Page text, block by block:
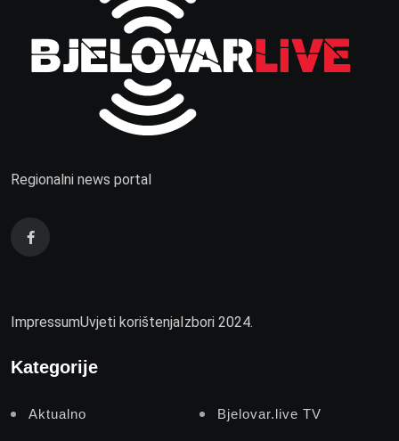
Regionalni news portal
ImpressumUvjeti korištenja Izbori 2024.
Kategorije
Aktualno Bjelovar.live TV